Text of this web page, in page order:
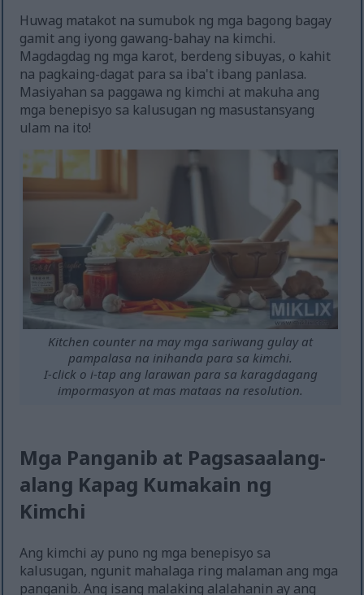
Huwag matakot na sumubok ng mga bagong bagay
gamit ang iyong gawang-bahay na kimchi.
Magdagdag ng mga karot, berdeng sibuyas, o kahit
na pagkaing-dagat para sa iba't ibang panlasa.
Masiyahan sa paggawa ng kimchi at makuha ang
mga benepisyo sa kalusugan ng masustansyang
ulam na ito!
Kitchen counter na may mga sariwang gulay at
pampalasa na inihanda para sa kimchi.
I-click o i-tap ang larawan para sa karagdagang
impormasyon at mas mataas na resolution.
Mga Panganib at Pagsasaalang-
alang Kapag Kumakain ng
Kimchi
Ang kimchi ay puno ng mga benepisyo sa
kalusugan, ngunit mahalaga ring malaman ang mga
panganib. Ang isang malaking alalahanin ay ang